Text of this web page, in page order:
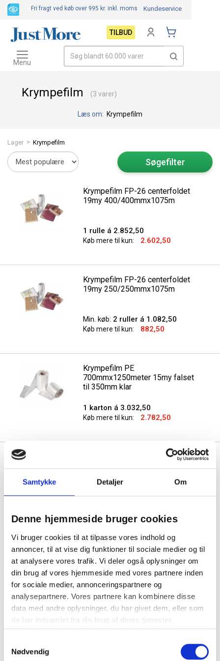
Samtykke Detaljer Om
Denne hjemmeside bruger cookies
Vi bruger cookies til at tilpasse vores indhold og
annoncer, til at vise dig funktioner til sociale medier og til
at analysere vores trafik. Vi deler også oplysninger om
din brug af vores hjemmeside med vores partnere inden
for sociale medier, annonceringspartnere og
analysepartnere. Vores partnere kan kombinere disse
data med andre oplysninger, du har givet dem, eller som
de har indsamlet fra din brug af deres tjenester.
Nødvendig
Krympefilm (3 varer)
Læs om: Krympefilm
Lager > Krympefilm
Søgefilter
Krympefilm FP-26 centerfoldet
19my 400/400mmx1075m
1 rulle á 2.852,50
Køb mere til kun: 2.602,50
Krympefilm FP-26 centerfoldet
19my 250/250mmx1075m
Min. køb: 2 ruller á 1.082,50
Køb mere til kun: 882,50
Krympefilm PE
700mmx1250meter 15my falset
til 350mm klar
1 karton á 3.032,50
Køb mere til kun: 2.782,50
whiteboardsog
hulapparater
Fri fragt ved køb over 995 kr. inkl. moms Kundeservice
TILBUD
Toggle
navigation
Menu